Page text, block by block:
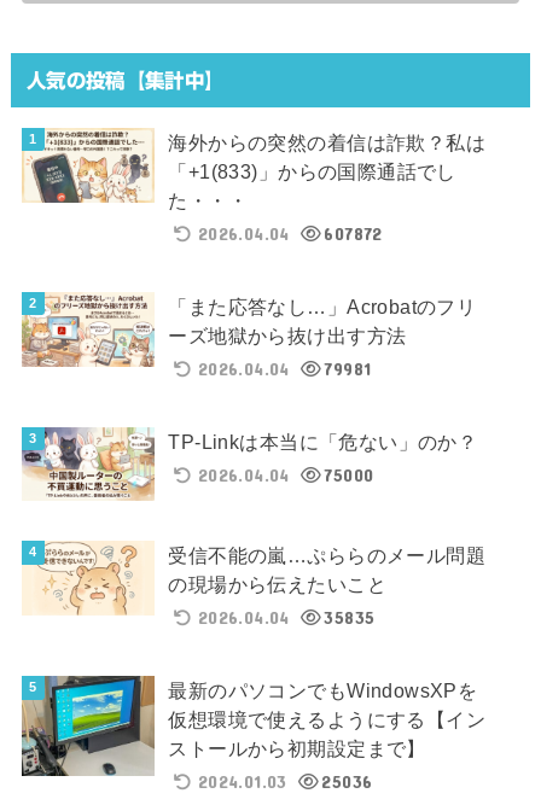
人気の投稿【集計中】
海外からの突然の着信は詐欺？私は
「+1(833)」からの国際通話でし
た・・・
2026.04.04
607872
「また応答なし…」Acrobatのフリ
ーズ地獄から抜け出す方法
2026.04.04
79981
TP-Linkは本当に「危ない」のか？
2026.04.04
75000
受信不能の嵐…ぷららのメール問題
の現場から伝えたいこと
2026.04.04
35835
最新のパソコンでもWindowsXPを
仮想環境で使えるようにする【イン
ストールから初期設定まで】
2024.01.03
25036